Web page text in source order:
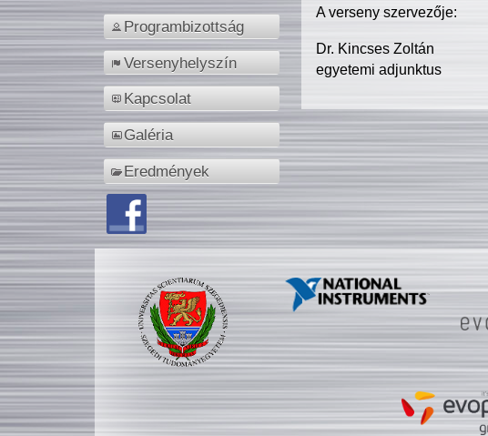
Programbizottság
Versenyhelyszín
Kapcsolat
Galéria
Eredmények
A verseny szervezője:
Dr. Kincses Zoltán
egyetemi adjunktus